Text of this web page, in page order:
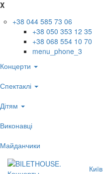
X
+38 044 585 73 06
+38 050 353 12 35
+38 068 554 10 70
menu_phone_3
Концерти
Спектаклі
Дітям
Виконавці
Майданчики
Київ